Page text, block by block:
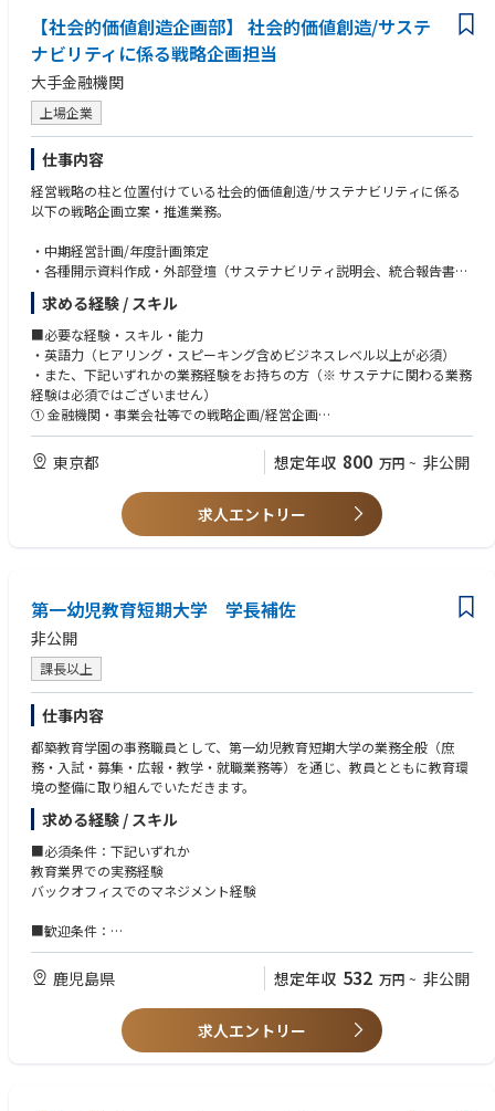
■組織構成：
配属のコーポレート＆コンプライアンスグループはグループマネージャー
1名、メンバー3名にて構成されています。20～30代中心に活躍頂いてお
り、ご入社いただく方には組織をけん引いただく存在としての活躍を期待
しています。また、契約関連の業務についてはビジネスリーガルグループ
が担当しております。
■就業環境：
テレワーク活用、フルフレックスタイム制とフレキシブルに就業が可能な
環境です
・コミュニケーション能力や社交性、俯瞰的な視点と思考力に強みを有す
る方
・フットワーク軽く動ける方
【社会的価値創造企画部】 社会的価値創造/サステ
ナビリティに係る戦略企画担当
大手金融機関
上場企業
仕事内容
経営戦略の柱と位置付けている社会的価値創造/サステナビリティに係る
以下の戦略企画立案・推進業務。
・中期経営計画/年度計画策定
・各種開示資料作成・外部登壇（サステナビリティ説明会、統合報告書、
インパクトレポート等）
・投資家・アナリスト等とのステークホルダー・エンゲージメント
・国内外の当局・イニシアティブ対応
・社会的インパクト（計測、開示）
・グループ各社・海外拠点との連携 等
求める経験 / スキル
■必要な経験・スキル・能力
・英語力（ヒアリング・スピーキング含めビジネスレベル以上が必須）
・また、下記いずれかの業務経験をお持ちの方（※ サステナに関わる業務
経験は必須ではございません）
① 金融機関・事業会社等での戦略企画/経営企画
② 金融機関・事業会社等でのサステナビリティ企画
③ 戦略コンサルティング
④ 官公庁
■歓迎する経験・スキル・能力
東京都 想定年収 800 万円 ~ 非公開
求人エントリー
第一幼児教育短期大学 学長補佐
非公開
課長以上
仕事内容
都築教育学園の事務職員として、第一幼児教育短期大学の業務全般（庶
務・入試・募集・広報・教学・就職業務等）を通じ、教員とともに教育環
境の整備に取り組んでいただきます。
求める経験 / スキル
■必須条件：下記いずれか
教育業界での実務経験
バックオフィスでのマネジメント経験
■歓迎条件：
学校（大・短・高）での勤務経験
鹿児島県 想定年収 532 万円 ~ 非公開
求人エントリー